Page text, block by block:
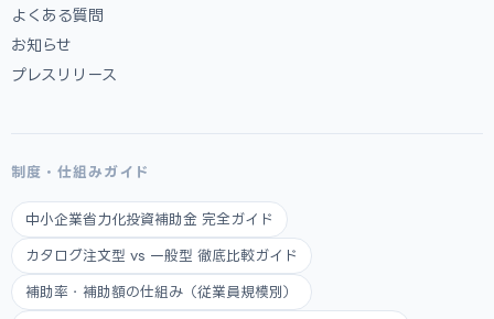
よくある質問
お知らせ
プレスリリース
制度・仕組みガイド
中小企業省力化投資補助金 完全ガイド
カタログ注文型 vs 一般型 徹底比較ガイド
補助率・補助額の仕組み（従業員規模別）